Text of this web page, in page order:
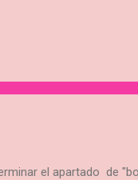
hacer un tandém con
De todas formas
el apartado de